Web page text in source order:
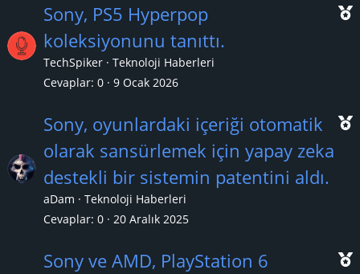
Sony, PS5 Hyperpop
koleksiyonunu tanıttı.
TechSpiker
Teknoloji Haberleri
Cevaplar 0 9 Ocak 2026
Sony, oyunlardaki içeriği otomatik
olarak sansürlemek için yapay zeka
destekli bir sistemin patentini aldı.
aDam
Teknoloji Haberleri
Cevaplar 0 20 Aralık 2025
Sony ve AMD, PlayStation 6